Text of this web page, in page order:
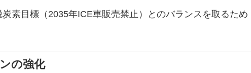
素目標（2035年ICE車販売禁止）とのバランスを取るため
の強化